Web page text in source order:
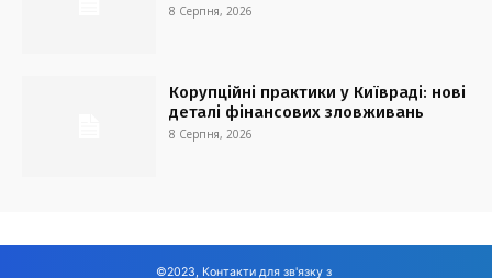
8 Серпня, 2026
Корупційні практики у Київраді: нові
деталі фінансових зловживань
8 Серпня, 2026
©2023, Контакти для зв'язку з